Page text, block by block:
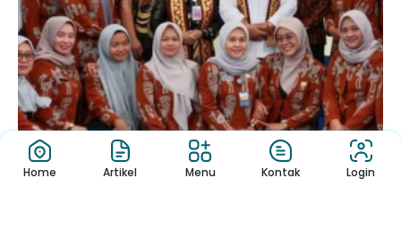
Home Artikel Menu Kontak Login